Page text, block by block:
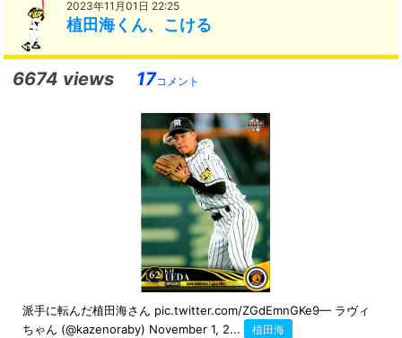
2023年11月01日 22:25
植田海くん、こける
6674 views 17コメント
派手に転んだ植田海さん pic.twitter.com/ZGdEmnGKe9— ラヴィ
ちゃん (@kazenoraby) November 1, 2...
植田海